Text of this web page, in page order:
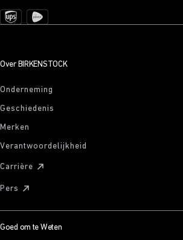
Over BIRKENSTOCK
Onderneming
Geschiedenis
Merken
Verantwoordelijkheid
Carrière
Pers
Goed om te Weten